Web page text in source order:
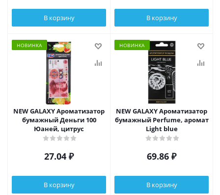
В корзину В корзину
НОВИНКА
NEW GALAXY Ароматизатор
бумажный Деньги 100
Юаней, цитрус
27.04 ₽
В корзину
НОВИНКА
NEW GALAXY Ароматизатор
бумажный Perfume, аромат
Light blue
69.86 ₽
В корзину